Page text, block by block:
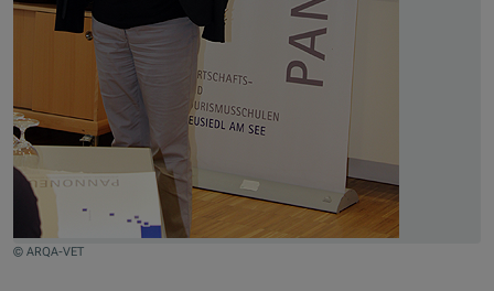
© ARQA-VET